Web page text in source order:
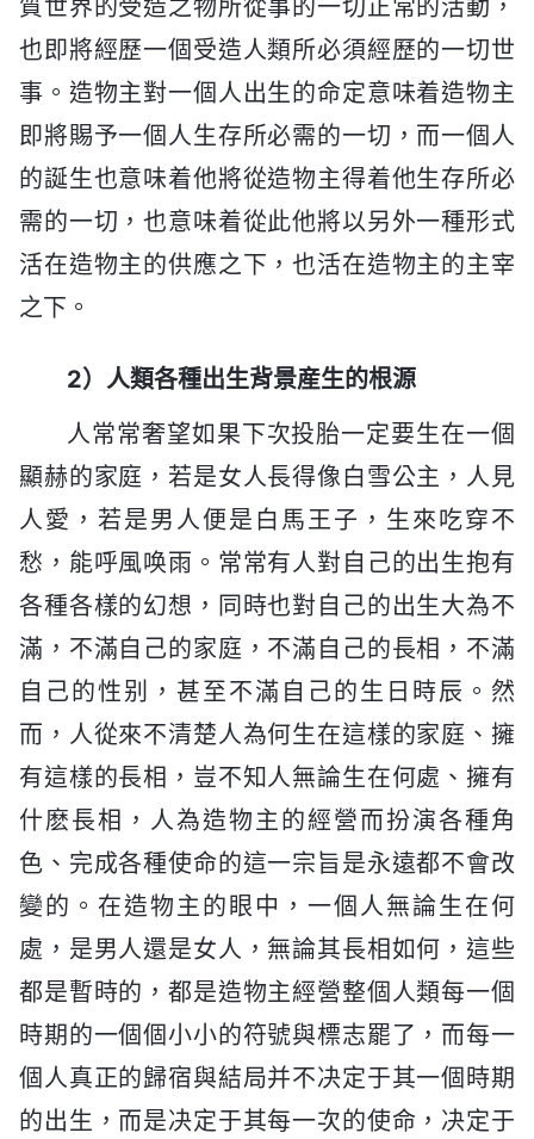
質世界的受造之物所從事的一切正常的活動，
也即將經歷一個受造人類所必須經歷的一切世
事。造物主對一個人出生的命定意味着造物主
即將賜予一個人生存所必需的一切，而一個人
的誕生也意味着他將從造物主得着他生存所必
需的一切，也意味着從此他將以另外一種形式
活在造物主的供應之下，也活在造物主的主宰
之下。
2）人類各種出生背景産生的根源
人常常奢望如果下次投胎一定要生在一個
顯赫的家庭，若是女人長得像白雪公主，人見
人愛，若是男人便是白馬王子，生來吃穿不
愁，能呼風唤雨。常常有人對自己的出生抱有
各種各樣的幻想，同時也對自己的出生大為不
滿，不滿自己的家庭，不滿自己的長相，不滿
自己的性别，甚至不滿自己的生日時辰。然
而，人從來不清楚人為何生在這樣的家庭、擁
有這樣的長相，豈不知人無論生在何處、擁有
什麽長相，人為造物主的經營而扮演各種角
色、完成各種使命的這一宗旨是永遠都不會改
變的。在造物主的眼中，一個人無論生在何
處，是男人還是女人，無論其長相如何，這些
都是暫時的，都是造物主經營整個人類每一個
時期的一個個小小的符號與標志罷了，而每一
個人真正的歸宿與結局并不决定于其一個時期
的出生，而是决定于其每一次的使命，决定于